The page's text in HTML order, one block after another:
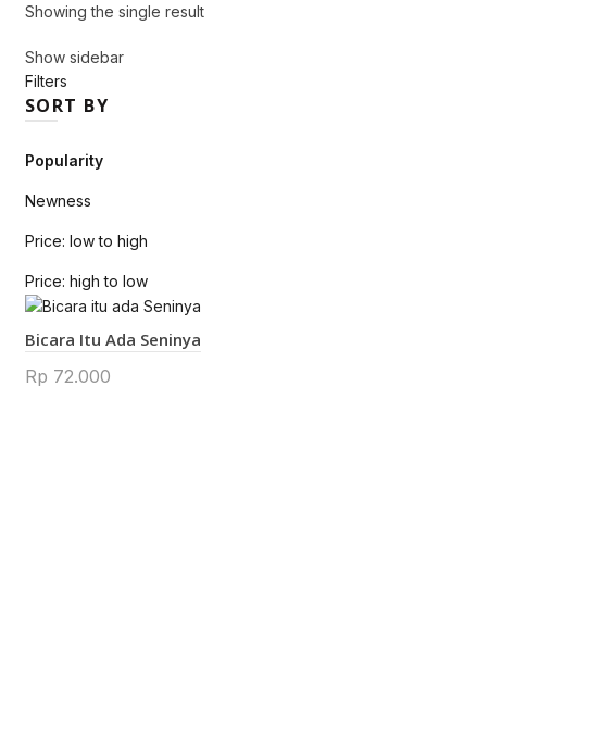
Showing the single result
Show sidebar
Filters
SORT BY
Popularity
Newness
Price: low to high
Price: high to low
Bicara Itu Ada Seninya
Rp 72.000